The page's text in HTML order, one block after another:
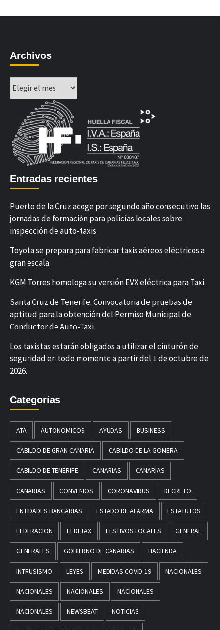
Archivos
Entradas recientes
Puerto de la Cruz acoge por segundo año consecutivo las
jornadas de formación para policías locales sobre
inspección de auto-taxis
Toyota se prepara para fabricar taxis aéreos eléctricos a
gran escala
KGM Torres homologa su versión EVX eléctrica para Taxi.
Santa Cruz de Tenerife. Convocatoria de pruebas de
aptitud para la obtención del Permiso Municipal de
Conductor de Auto-Taxi.
Los taxistas estarán obligados a utilizar el cinturón de
seguridad en todo momento a partir del 1 de octubre de
2026.
Categorías
ATA AUTONOMICOS AYUDAS BUSINESS
CABILDO DE GRAN CANARIA CABILDO DE LA GOMERA
CABILDO DE TENERIFE CANARIAS CANARIAS
CANARIAS CONVENIOS CORONAVIRUS DECRETO
ENTIDADES BANCARIAS ESTADO DE ALARMA ESTATUTOS
FEDERACION FEDETAX FESTIVOS LOCALES GENERAL
GENERALES GOBIERNO DE CANARIAS HACIENDA
INTRUSISMO LEYES MEDIDAS COVID-19 NACIONALES
NACIONALES NACIONALES NACIONALES
NACIONALES NEWSBEAT NOTICIAS